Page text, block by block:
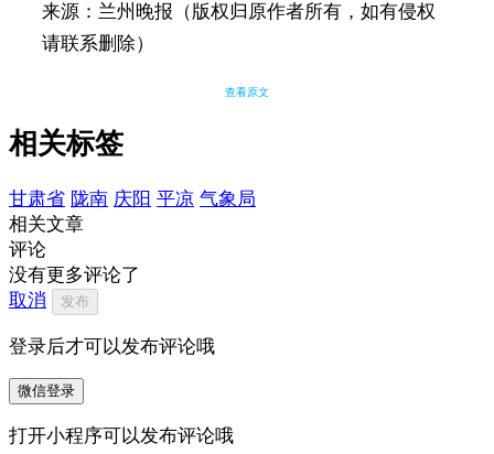
来源：兰州晚报（版权归原作者所有，如有侵权
请联系删除）
查看原文
相关标签
甘肃省 陇南 庆阳 平凉 气象局
相关文章
评论
没有更多评论了
取消
发布
登录后才可以发布评论哦
微信登录
打开小程序可以发布评论哦